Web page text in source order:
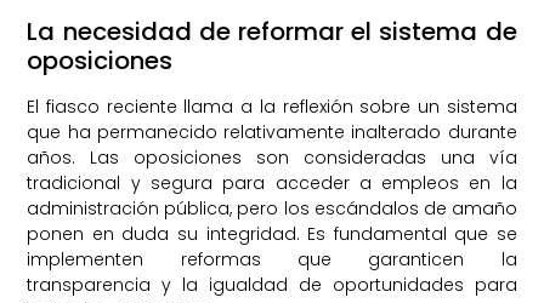
La necesidad de reformar el sistema de
oposiciones
El fiasco reciente llama a la reflexión sobre un sistema
que ha permanecido relativamente inalterado durante
años. Las oposiciones son consideradas una vía
tradicional y segura para acceder a empleos en la
administración pública, pero los escándalos de amaño
ponen en duda su integridad. Es fundamental que se
implementen reformas que garanticen la
transparencia y la igualdad de oportunidades para